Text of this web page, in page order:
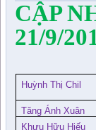
CẬP
21/9/
Huỳnh Thị Chil
Tăng Ánh Xuân
Khưu Hữu Hiếu